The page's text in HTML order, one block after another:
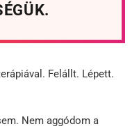
Felállt. Lépett.
Nem aggódom a